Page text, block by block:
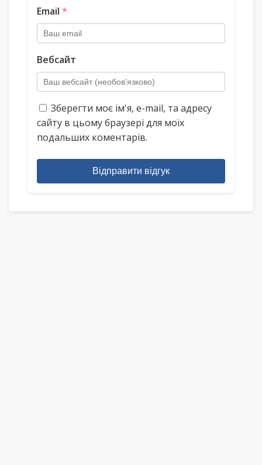
Email *
Вебсайт
Зберегти моє ім'я, e-mail, та адресу
сайту в цьому браузері для моїх
подальших коментарів.
Відправити відгук